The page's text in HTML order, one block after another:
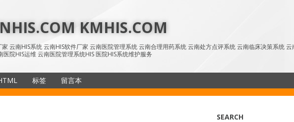
KMHIS.COM
云南HIS系统 云南HIS软件厂家 云南医院管理系统 云南合理用药系统 云南处方点评系统 云南临床决策系统
院HIS运维 云南医院管理系统HIS 医院HIS系统维护服务
标签 留言本
SEARCH